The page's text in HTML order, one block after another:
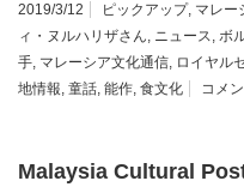
2019/3/12 ピックアップ, マレー
ィ・ヌルハリザさん, ニュース, ボ
手, マレーシア文化通信, ロイヤル
地情報, 童話, 能作, 食文化 コメ
Malaysia Cultural